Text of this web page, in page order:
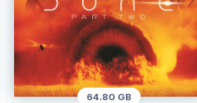
64.80 GB